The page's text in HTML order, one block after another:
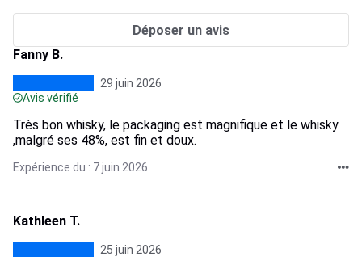
Déposer un avis
Fanny B.
29 juin 2026
Avis vérifié
Très bon whisky, le packaging est magnifique et le whisky
,malgré ses 48%, est fin et doux.
Expérience du : 7 juin 2026
Kathleen T.
25 juin 2026